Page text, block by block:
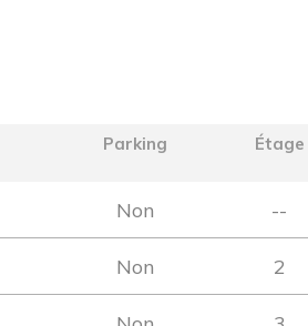
Parking Étage
Non --
Non 2